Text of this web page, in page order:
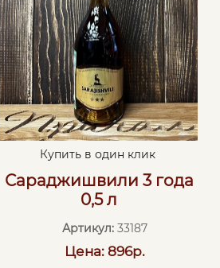
Купить в один клик
Сараджишвили 3 года
0,5 л
Артикул: 33187
Цена: 896р.